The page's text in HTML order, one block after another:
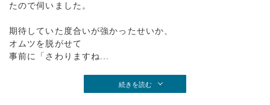
たので伺いました。
期待していた度合いが強かったせいか、
オムツを脱がせて
事前に「さわりますね...
続きを読む